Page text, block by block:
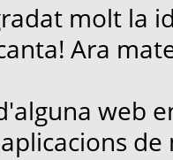
molt la
Ara
web